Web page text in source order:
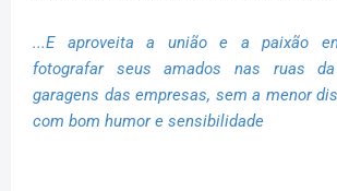
...E aproveita a união e a paixão
fotografar seus amados nas ruas
garagens das empresas, sem a menor
com bom humor e sensibilidade